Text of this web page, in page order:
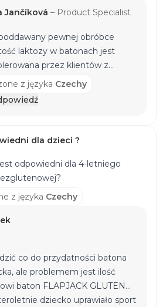
Jančíková – Product Specialist
pewnej obróbce
laktozy w batonach jest
przez klientów z
laktozy przy
z języka Czechy
dla dzieci ?
odpowiedni dla 4-letniego
z języka Czechy
co do przydatności batona
ale problemem jest ilość
baton FLAPJACK GLUTEN
dziecko uprawiało sport